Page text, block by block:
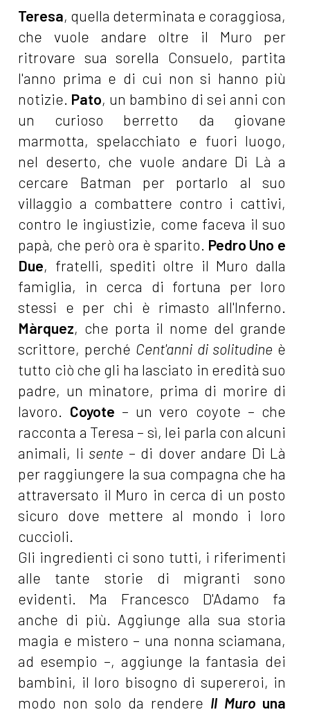
Teresa, quella determinata e coraggiosa,
che vuole andare oltre il Muro per
ritrovare sua sorella Consuelo, partita
l'anno prima e di cui non si hanno più
notizie. Pato, un bambino di sei anni con
un curioso berretto da giovane
marmotta, spelacchiato e fuori luogo,
nel deserto, che vuole andare Di Là a
cercare Batman per portarlo al suo
villaggio a combattere contro i cattivi,
contro le ingiustizie, come faceva il suo
papà, che però ora è sparito. Pedro Uno e
Due, fratelli, spediti oltre il Muro dalla
famiglia, in cerca di fortuna per loro
stessi e per chi è rimasto all'Inferno.
Màrquez, che porta il nome del grande
scrittore, perché Cent'anni di solitudine è
tutto ciò che gli ha lasciato in eredità suo
padre, un minatore, prima di morire di
lavoro. Coyote – un vero coyote – che
racconta a Teresa – sì, lei parla con alcuni
animali, li sente – di dover andare Di Là
per raggiungere la sua compagna che ha
attraversato il Muro in cerca di un posto
sicuro dove mettere al mondo i loro
cuccioli.
Gli ingredienti ci sono tutti, i riferimenti
alle tante storie di migranti sono
evidenti. Ma Francesco D'Adamo fa
anche di più. Aggiunge alla sua storia
magia e mistero – una nonna sciamana,
ad esempio –, aggiunge la fantasia dei
bambini, il loro bisogno di supereroi, in
modo non solo da rendere Il Muro una